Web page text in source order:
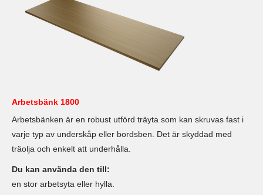
Arbetsbänk 1800
Arbetsbänken är en robust utförd träyta som kan skruvas fast i
varje typ av underskåp eller bordsben. Det är skyddad med
träolja och enkelt att underhålla.
Du kan använda den till:
en stor arbetsyta eller hylla.